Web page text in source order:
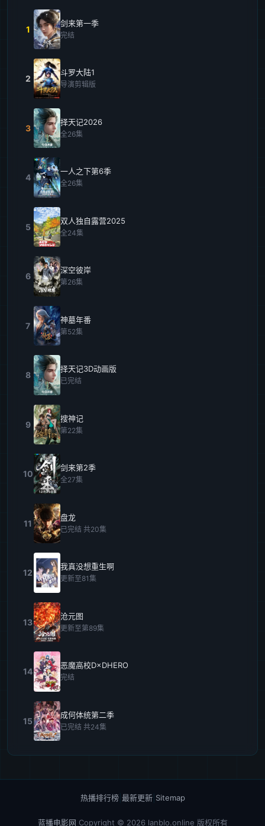
1
剑来第一季
完结
2
斗罗大陆1
导演剪辑版
3
择天记2026
全26集
4
一人之下第6季
全26集
5
双人独自露营2025
全24集
6
深空彼岸
第26集
7
神墓年番
第52集
8
择天记3D动画版
已完结
9
搜神记
第22集
10
剑来第2季
全27集
11
盘龙
已完结 共20集
12
我真没想重生啊
更新至81集
13
沧元图
更新至第89集
14
恶魔高校D×DHERO
完结
15
成何体统第二季
已完结 共24集
热播排行榜| 最新更新| Sitemap
蓝播电影网 Copyright © 2026 lanblo.online 版权所有